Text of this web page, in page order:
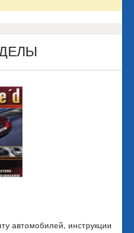
автомобилей, инструкции